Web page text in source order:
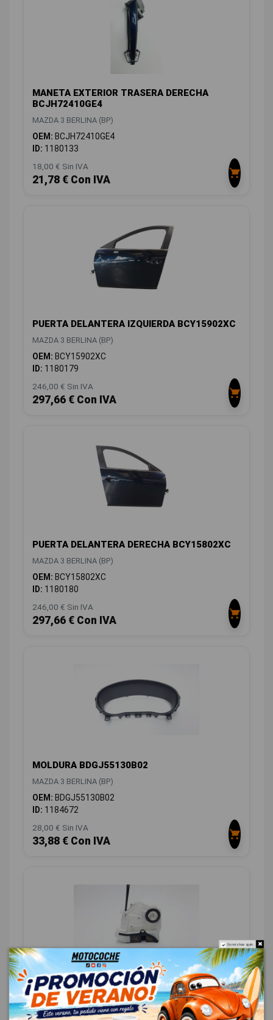
MANETA EXTERIOR TRASERA DERECHA
BCJH72410GE4
MAZDA 3 BERLINA (BP)
OEM: BCJH72410GE4
ID: 1180133
18,00 € Sin IVA
21,78 € Con IVA
PUERTA DELANTERA IZQUIERDA BCY15902XC
MAZDA 3 BERLINA (BP)
OEM: BCY15902XC
ID: 1180179
246,00 € Sin IVA
297,66 € Con IVA
PUERTA DELANTERA DERECHA BCY15802XC
MAZDA 3 BERLINA (BP)
OEM: BCY15802XC
ID: 1180180
246,00 € Sin IVA
297,66 € Con IVA
MOLDURA BDGJ55130B02
MAZDA 3 BERLINA (BP)
OEM: BDGJ55130B02
ID: 1184672
28,00 € Sin IVA
33,88 € Con IVA
CERRADURA PUERTA DELANTERA DERECHA
BDMC58310B
MAZDA 3 BERLINA (BP)
Do not show again.